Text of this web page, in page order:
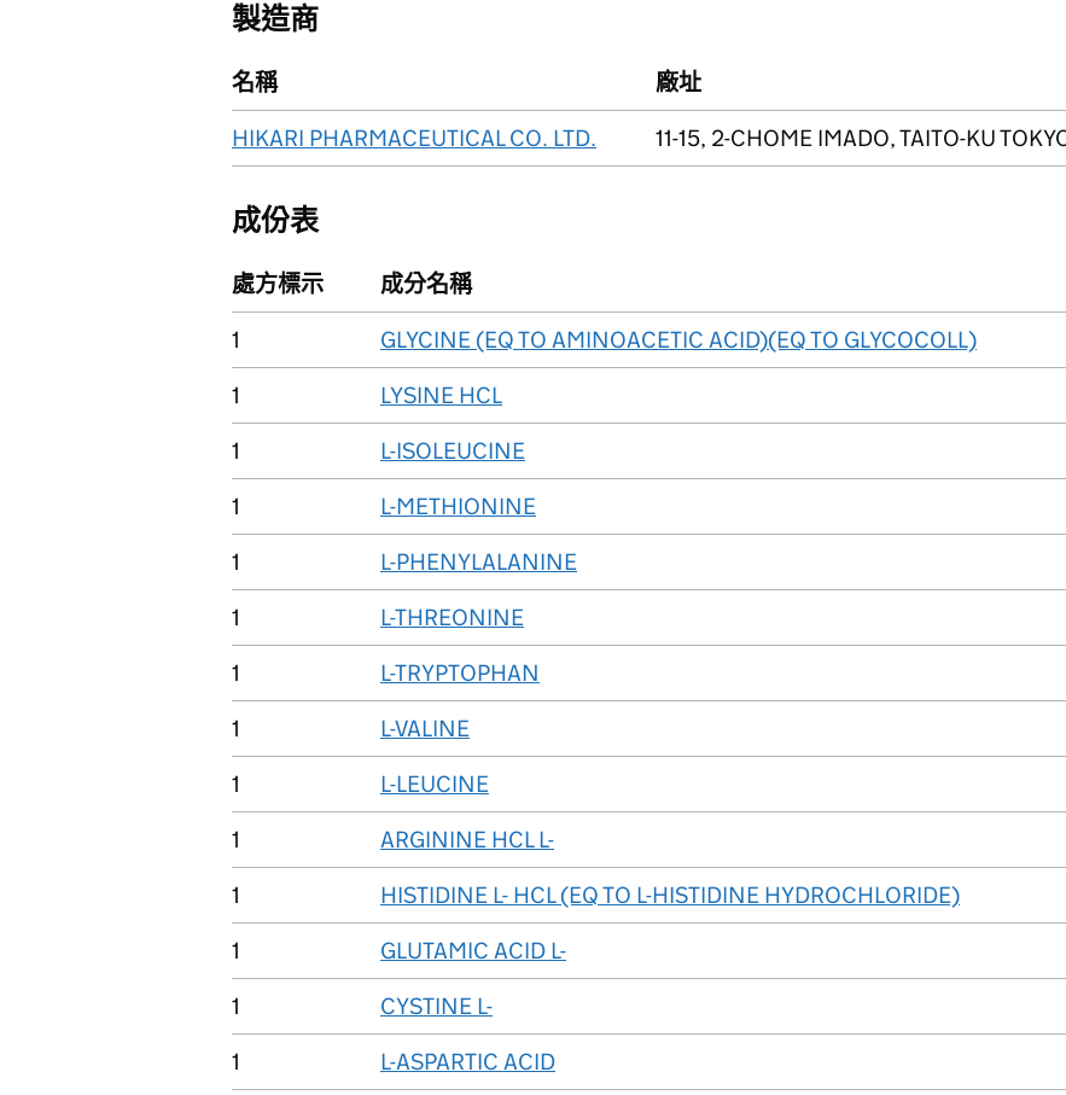
製造商
名稱 廠址
HIKARI PHARMACEUTICAL CO. LTD.
11-15, 2-CHOME IMADO, TAITO-KU
成份表
處方標示 成分名稱
1
GLYCINE (EQ TO AMINOACETIC ACID)(EQ TO GLYCOCOLL)
1
LYSINE HCL
1
L-ISOLEUCINE
1
L-METHIONINE
1
L-PHENYLALANINE
1
L-THREONINE
1
L-TRYPTOPHAN
1
L-VALINE
1
L-LEUCINE
1
ARGININE HCL L-
1
HISTIDINE L- HCL (EQ TO L-HISTIDINE HYDROCHLORIDE)
1
GLUTAMIC ACID L-
1
CYSTINE L-
1
L-ASPARTIC ACID